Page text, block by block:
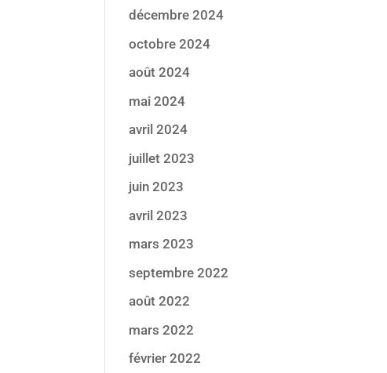
décembre 2024
octobre 2024
août 2024
mai 2024
avril 2024
juillet 2023
juin 2023
avril 2023
mars 2023
septembre 2022
août 2022
mars 2022
février 2022